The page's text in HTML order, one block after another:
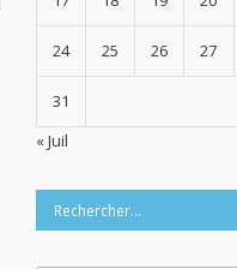
24 25 26 27
31
« Juil